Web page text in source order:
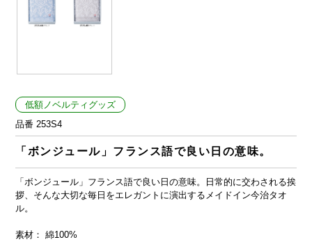
低額ノベルティグッズ
品番 253S4
「ボンジュール」フランス語で良い日の意味。
「ボンジュール」フランス語で良い日の意味。日常的に交わされる挨
拶、そんな大切な毎日をエレガントに演出するメイドイン今治タオ
ル。
素材： 綿100%